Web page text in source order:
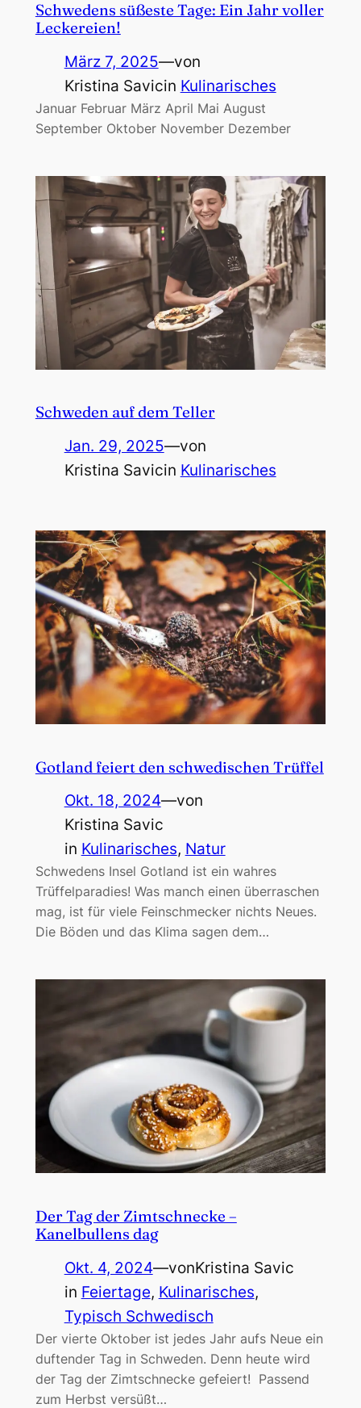
Schwedens süßeste Tage: Ein Jahr voller
Leckereien!
März 7, 2025—von
Kristina Savicin Kulinarisches
Januar Februar März April Mai August
September Oktober November Dezember
Schweden auf dem Teller
Jan. 29, 2025—von
Kristina Savicin Kulinarisches
Gotland feiert den schwedischen Trüffel
Okt. 18, 2024—von
Kristina Savic
in Kulinarisches, Natur
Schwedens Insel Gotland ist ein wahres
Trüffelparadies! Was manch einen überraschen
mag, ist für viele Feinschmecker nichts Neues.
Die Böden und das Klima sagen dem…
Der Tag der Zimtschnecke –
Kanelbullens dag
Okt. 4, 2024—vonKristina Savic
in Feiertage, Kulinarisches
Typisch Schwedisch
Der vierte Oktober ist jedes Jahr aufs Neue ein
duftender Tag in Schweden. Denn heute wird
der Tag der Zimtschnecke gefeiert! Passend
zum Herbst versüßt…